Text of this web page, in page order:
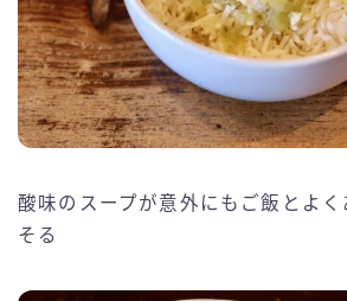
酸味のスープが意外にもご飯とよく
そる